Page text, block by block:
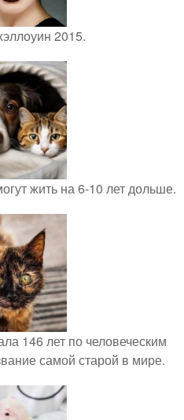
2015.
жить на 6-10 лет дольше.
146 лет по человеческим
самой старой в мире.